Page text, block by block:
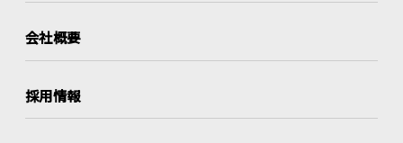
会社概要
採用情報